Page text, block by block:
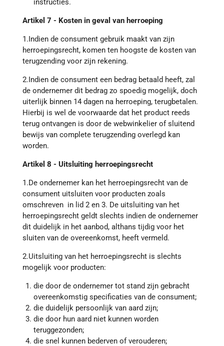
instructies.
Artikel 7 - Kosten in geval van herroeping
1.Indien de consument gebruik maakt van zijn
herroepingsrecht, komen ten hoogste de kosten van
terugzending voor zijn rekening.
2.Indien de consument een bedrag betaald heeft, zal
de ondernemer dit bedrag zo spoedig mogelijk, doch
uiterlijk binnen 14 dagen na herroeping, terugbetalen.
Hierbij is wel de voorwaarde dat het product reeds
terug ontvangen is door de webwinkelier of sluitend
bewijs van complete terugzending overlegd kan
worden.
Artikel 8 - Uitsluiting herroepingsrecht
1.De ondernemer kan het herroepingsrecht van de
consument uitsluiten voor producten zoals
omschreven in lid 2 en 3. De uitsluiting van het
herroepingsrecht geldt slechts indien de ondernemer
dit duidelijk in het aanbod, althans tijdig voor het
sluiten van de overeenkomst, heeft vermeld.
2.Uitsluiting van het herroepingsrecht is slechts
mogelijk voor producten:
die door de ondernemer tot stand zijn gebracht
overeenkomstig specificaties van de consument;
die duidelijk persoonlijk van aard zijn;
die door hun aard niet kunnen worden
teruggezonden;
die snel kunnen bederven of verouderen;